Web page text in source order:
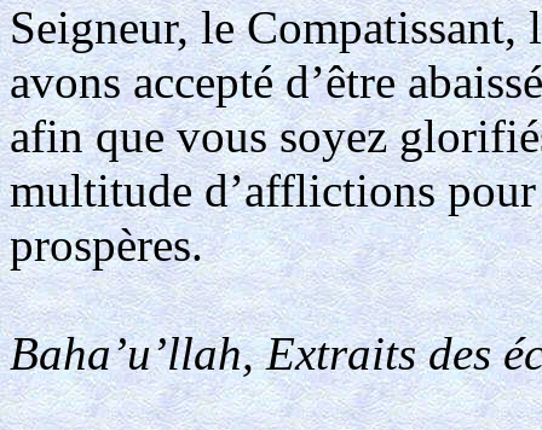
Seigneur, le
avons accepté d’être
afin que vous soyez
multitude d’afflictions
prospères.
Baha’u’llah, Extraits des